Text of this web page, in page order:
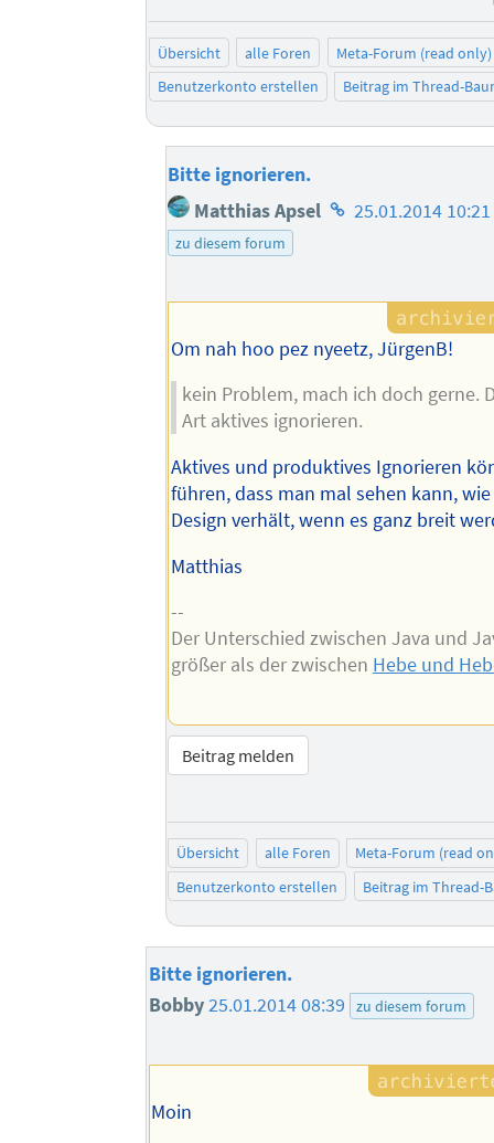
Übersicht alle Foren
Meta-Forum (read only)
Benutzerkonto erstellen
Beitrag im Thread-
Bitte ignorieren.
Matthias Apsel Homepage
25.01.2014 10:21
zu diesem forum
Om nah hoo pez nyeetz, JürgenB!
kein Problem, mach ich doch gerne.
Art aktives ignorieren.
Aktives und produktives Ignorieren
führen, dass man mal sehen kann,
Design verhält, wenn es ganz breit
Matthias
--
Der Unterschied zwischen Java und
größer als der zwischen Hebe und
Beitrag melden
Übersicht alle Foren
Meta-Forum (read
Benutzerkonto erstellen
Beitrag im Thread-
Bitte ignorieren.
Bobby25.01.2014 08:39 zu diesem forum
Moin